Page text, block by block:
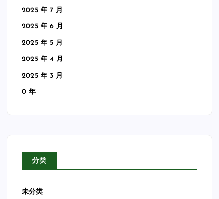
2025 年 7 月
2025 年 6 月
2025 年 5 月
2025 年 4 月
2025 年 3 月
0 年
分类
未分类